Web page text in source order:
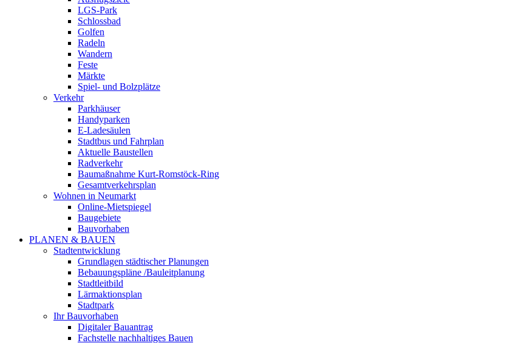
LGS-Park
Schlossbad
Golfen
Radeln
Wandern
Feste
Märkte
Spiel- und Bolzplätze
Verkehr
Parkhäuser
Handyparken
E-Ladesäulen
Stadtbus und Fahrplan
Aktuelle Baustellen
Radverkehr
Baumaßnahme Kurt-Romstöck-Ring
Gesamtverkehrsplan
Wohnen in Neumarkt
Online-Mietspiegel
Baugebiete
Bauvorhaben
PLANEN & BAUEN
Stadtentwicklung
Grundlagen städtischer Planungen
Bebauungspläne /Bauleitplanung
Stadtleitbild
Lärmaktionsplan
Stadtpark
Ihr Bauvorhaben
Digitaler Bauantrag
Fachstelle nachhaltiges Bauen